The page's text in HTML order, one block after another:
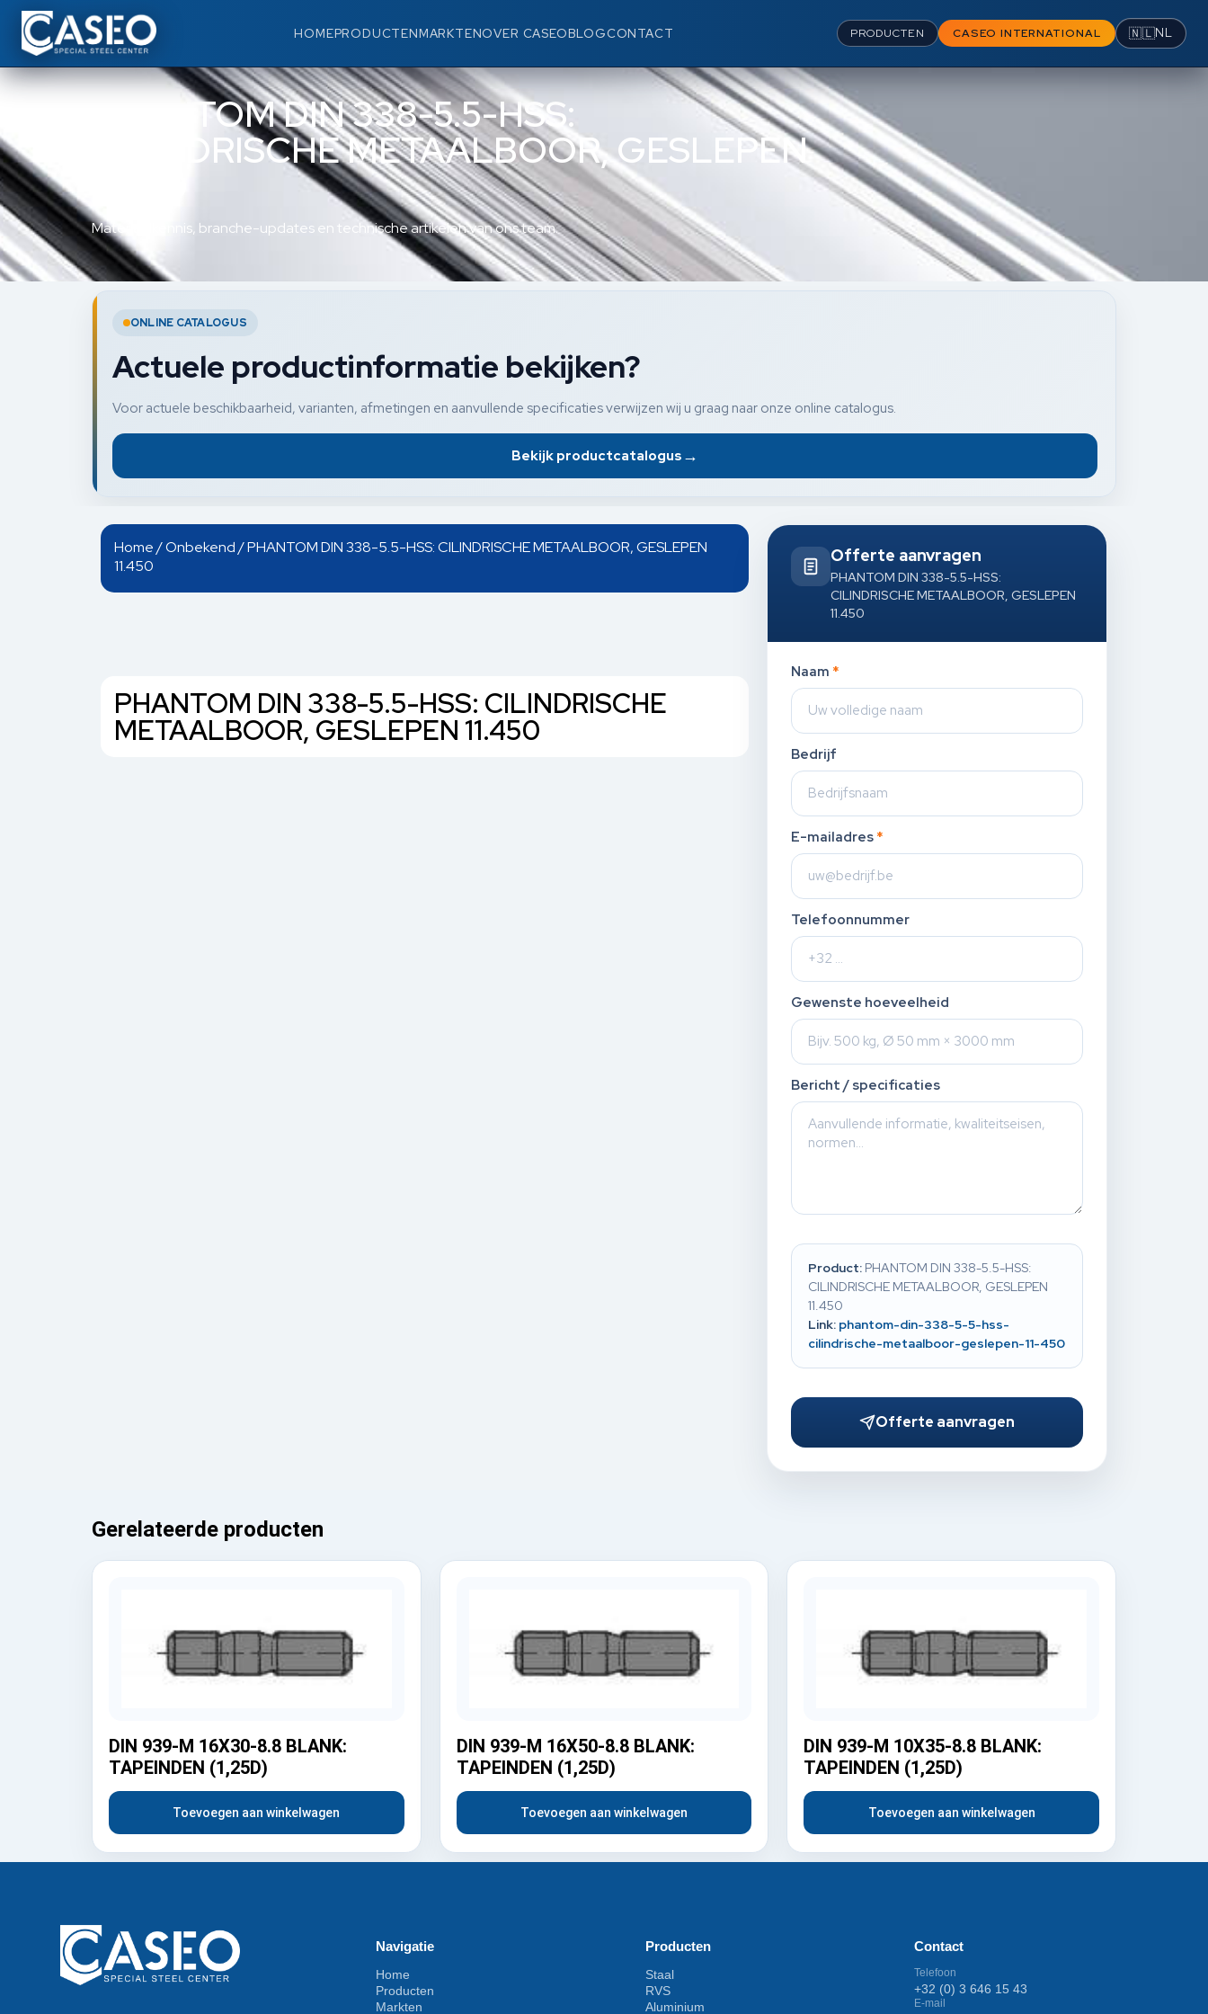
HOMEPRODUCTENMARKTENOVER CASEOBLOGCONTACT PRODUCTEN CASEO INTERNATIONAL 🇳🇱NL
PHANTOM DIN 338-5.5-HSS:
CILINDRISCHE METAALBOOR, GESLEPEN
Materiaalkennis, branche-updates en technische artikelen van ons team.
ONLINE CATALOGUS
Actuele productinformatie bekijken?
Voor actuele beschikbaarheid, varianten, afmetingen en aanvullende specificaties verwijzen wij u graag naar onze online catalogus.
Bekijk productcatalogus →
Home/Onbekend/ PHANTOM DIN 338-5.5-HSS: CILINDRISCHE METAALBOOR, GESLEPEN
11.450
PHANTOM DIN 338-5.5-HSS: CILINDRISCHE
METAALBOOR, GESLEPEN 11.450
Offerte aanvragen
PHANTOM DIN 338-5.5-HSS:
CILINDRISCHE METAALBOOR, GESLEPEN
11.450
Naam *
Bedrijf
E-mailadres *
Telefoonnummer
Gewenste hoeveelheid
Bericht / specificaties
Product: PHANTOM DIN 338-5.5-HSS:
CILINDRISCHE METAALBOOR, GESLEPEN
11.450
Link: phantom-din-338-5-5-hss-
cilindrische-metaalboor-geslepen-11-450
Offerte aanvragen
Gerelateerde producten
DIN 939-M 16X30-8.8 BLANK:
TAPEINDEN (1,25D)
Toevoegen aan winkelwagen
DIN 939-M 16X50-8.8 BLANK:
TAPEINDEN (1,25D)
Toevoegen aan winkelwagen
DIN 939-M 10X35-8.8 BLANK:
TAPEINDEN (1,25D)
Toevoegen aan winkelwagen
Navigatie
Home
Producten
Markten
Producten
Staal
RVS
Aluminium
Contact
Telefoon
+32 (0) 3 646 15 43
E-mail